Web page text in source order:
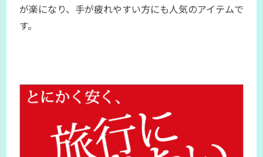
が楽になり、手が疲れやすい方にも人気のアイテムで
す。